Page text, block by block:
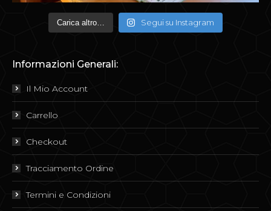
Carica altro… Segui su Instagram
Informazioni Generali:
Il Mio Account
Carrello
Checkout
Tracciamento Ordine
Termini e Condizioni